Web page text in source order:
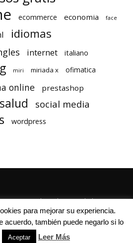
ecommerce economia face
idiomas
internet italiano
miri miriada x ofimatica
online prestashop
salud social media
wordpress
Autores Politica de Privacidad
Cursos Gratis 2018
para mejorar su experiencia.
acuerdo, también puede negarlo si lo
Aceptar Leer Más